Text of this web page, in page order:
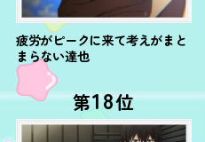
疲労がピークに来て考えがまと
まらない達也
第18位